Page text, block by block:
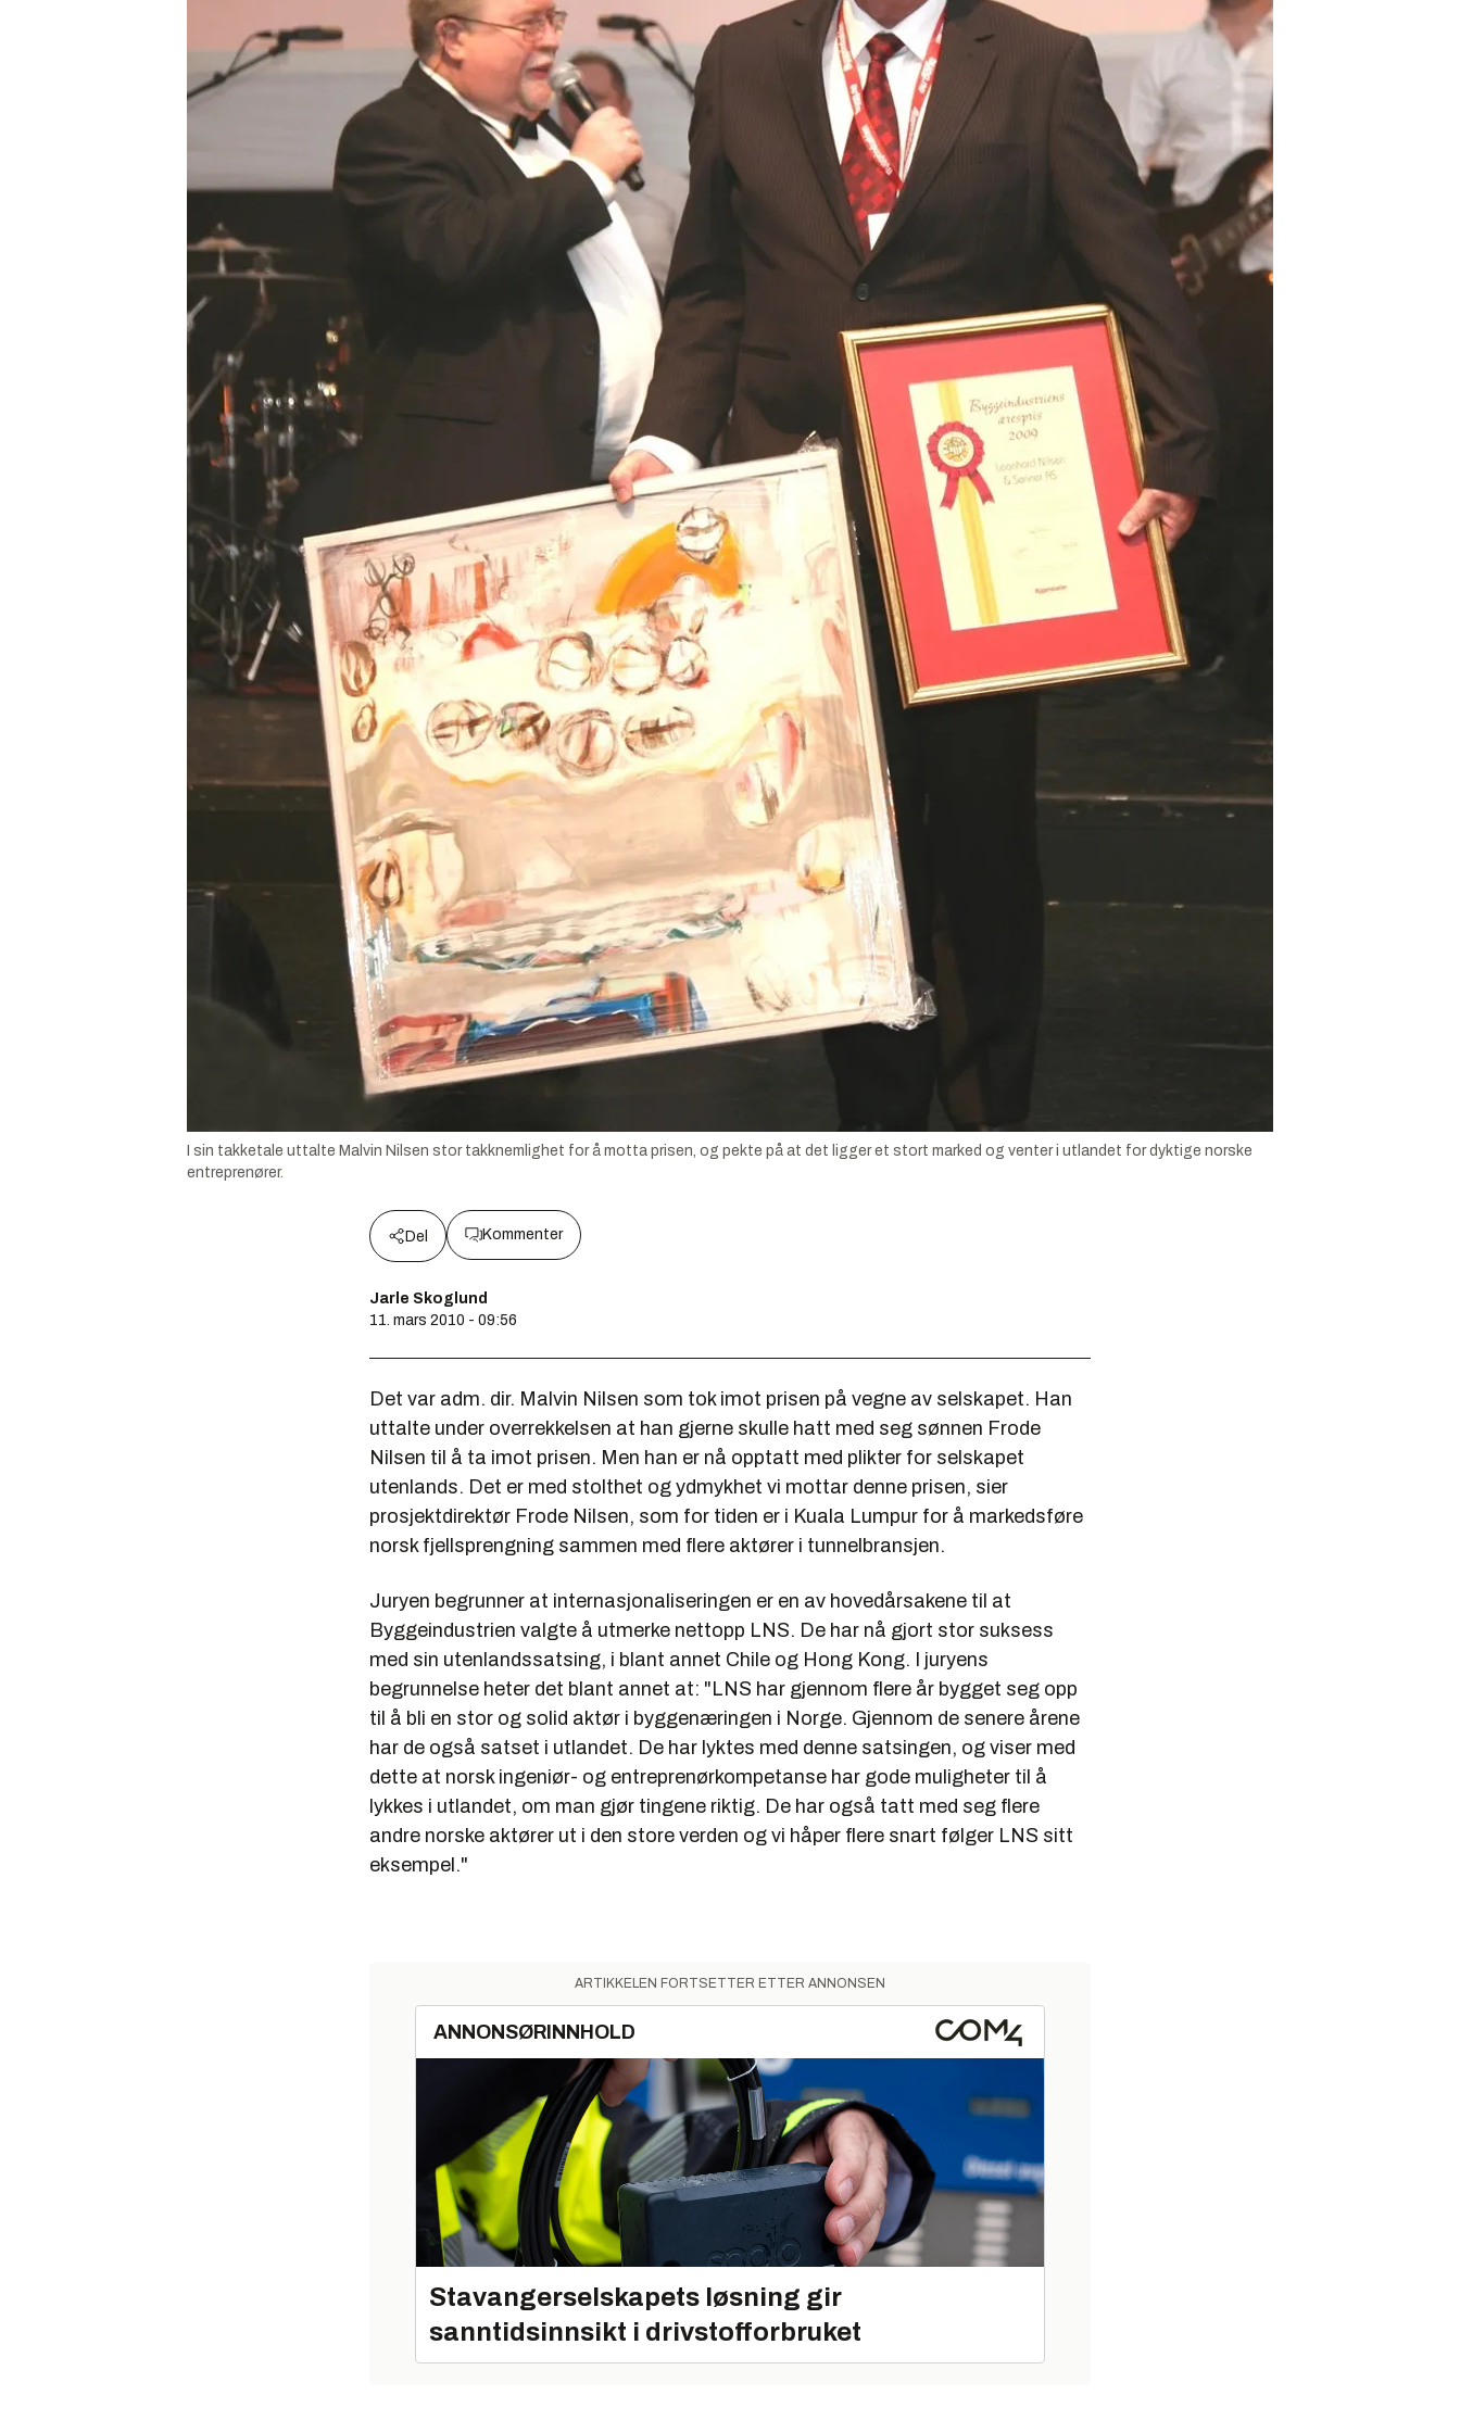
I sin takketale uttalte Malvin Nilsen stor takknemlighet for å motta prisen, og pekte på at det ligger et stort marked og venter i utlandet for dyktige norske
entreprenører.
Del Kommenter
Jarle Skoglund
11. mars 2010 - 09:56
Det var adm. dir. Malvin Nilsen som tok imot prisen på vegne av selskapet. Han
uttalte under overrekkelsen at han gjerne skulle hatt med seg sønnen Frode
Nilsen til å ta imot prisen. Men han er nå opptatt med plikter for selskapet
utenlands. Det er med stolthet og ydmykhet vi mottar denne prisen, sier
prosjektdirektør Frode Nilsen, som for tiden er i Kuala Lumpur for å markedsføre
norsk fjellsprengning sammen med flere aktører i tunnelbransjen.
Juryen begrunner at internasjonaliseringen er en av hovedårsakene til at
Byggeindustrien valgte å utmerke nettopp LNS. De har nå gjort stor suksess
med sin utenlandssatsing, i blant annet Chile og Hong Kong. I juryens
begrunnelse heter det blant annet at: "LNS har gjennom flere år bygget seg opp
til å bli en stor og solid aktør i byggenæringen i Norge. Gjennom de senere årene
har de også satset i utlandet. De har lyktes med denne satsingen, og viser med
dette at norsk ingeniør- og entreprenørkompetanse har gode muligheter til å
lykkes i utlandet, om man gjør tingene riktig. De har også tatt med seg flere
andre norske aktører ut i den store verden og vi håper flere snart følger LNS sitt
eksempel."
ARTIKKELEN FORTSETTER ETTER ANNONSEN
ANNONSØRINNHOLD
Stavangerselskapets løsning gir
sanntidsinnsikt i drivstofforbruket